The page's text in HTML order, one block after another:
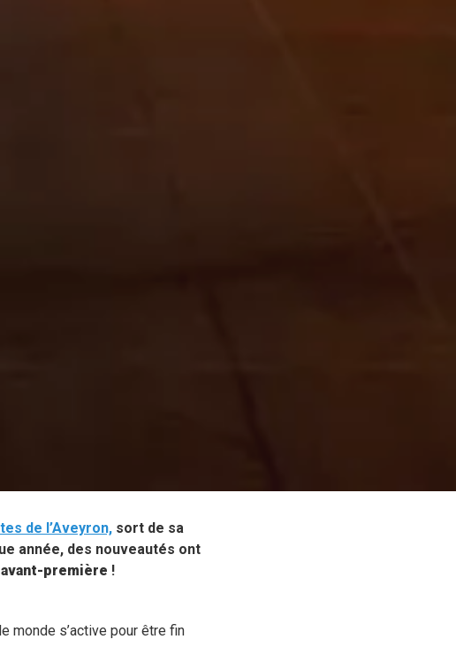
de l’Aveyron,sort de sa
année, des nouveautés ont
première !
monde s’active pour être fin